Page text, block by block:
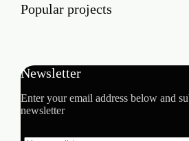
Popular projects
Newsletter
Enter your email address below and
newsletter